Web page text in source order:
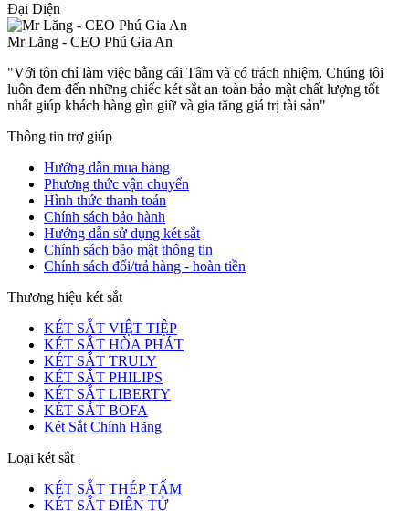
Đại Diện
Mr Lăng - CEO Phú Gia An
"Với tôn chỉ làm việc bằng cái Tâm và có trách nhiệm, Chúng tôi
luôn đem đến những chiếc két sắt an toàn bảo mật chất lượng tốt
nhất giúp khách hàng gìn giữ và gia tăng giá trị tài sản"
Thông tin trợ giúp
Hướng dẫn mua hàng
Phương thức vận chuyển
Hình thức thanh toán
Chính sách bảo hành
Hướng dẫn sử dụng két sắt
Chính sách bảo mật thông tin
Chính sách đổi/trả hàng - hoàn tiền
Thương hiệu két sắt
KÉT SẮT VIỆT TIỆP
KÉT SẮT HÒA PHÁT
KÉT SẮT TRULY
KÉT SẮT PHILIPS
KÉT SẮT LIBERTY
KÉT SẮT BOFA
Két Sắt Chính Hãng
Loại két sắt
KÉT SẮT THÉP TẤM
KÉT SẮT ĐIỆN TỬ